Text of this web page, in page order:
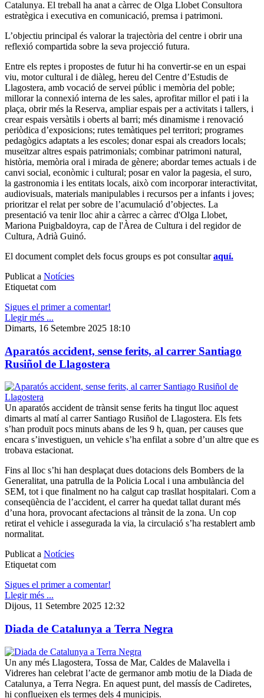
Catalunya. El treball ha anat a càrrec de Olga Llobet Consultora
estratègica i executiva en comunicació, premsa i patrimoni.
L’objectiu principal és valorar la trajectòria del centre i obrir una
reflexió compartida sobre la seva projecció futura.
Entre els reptes i propostes de futur hi ha convertir-se en un espai
viu, motor cultural i de diàleg, hereu del Centre d’Estudis de
Llagostera, amb vocació de servei públic i memòria del poble;
millorar la connexió interna de les sales, aprofitar millor el pati i la
plaça, obrir més la Reserva, ampliar espais per a activitats i tallers, i
crear espais versàtils i oberts al barri; més dinamisme i renovació
periòdica d’exposicions; rutes temàtiques pel territori; programes
pedagògics adaptats a les escoles; donar espai als creadors locals;
museïtzar altres espais patrimonials; combinar patrimoni natural,
història, memòria oral i mirada de gènere; abordar temes actuals i de
canvi social, econòmic i cultural; posar en valor la pagesia, el suro,
la gastronomia i les entitats locals, això com incorporar interactivitat,
audiovisuals, materials manipulables i recursos per a infants i joves;
prioritzar el relat per sobre de l’acumulació d’objectes. La
presentació va tenir lloc ahir a càrrec a càrrec d'Olga Llobet,
Mariona Puigbaldoyra, cap de l'Àrea de Cultura i del regidor de
Cultura, Adrià Guinó.
El document complet dels focus groups es pot consultaraquí.
Publicat a Notícies
Etiquetat com
Sigues el primer a comentar!
Llegir més ...
Dimarts, 16 Setembre 2025 18:10
Aparatós accident, sense ferits, al carrer Santiago
Rusiñol de Llagostera
Un aparatós accident de trànsit sense ferits ha tingut lloc aquest
dimarts al matí al carrer Santiago Rusiñol de Llagostera. Els fets
s’han produït pocs minuts abans de les 9 h, quan, per causes que
encara s’investiguen, un vehicle s’ha enfilat a sobre d’un altre que es
trobava estacionat.
Fins al lloc s’hi han desplaçat dues dotacions dels Bombers de la
Generalitat, una patrulla de la Policia Local i una ambulància del
SEM, tot i que finalment no ha calgut cap trasllat hospitalari. Com a
conseqüència de l’accident, el carrer ha quedat tallat durant més
d’una hora, provocant afectacions al trànsit de la zona. Un cop
retirat el vehicle i assegurada la via, la circulació s’ha restablert amb
normalitat.
Publicat a Notícies
Etiquetat com
Sigues el primer a comentar!
Llegir més ...
Dijous, 11 Setembre 2025 12:32
Diada de Catalunya a Terra Negra
Un any més Llagostera, Tossa de Mar, Caldes de Malavella i
Vidreres han celebrat l’acte de germanor amb motiu de la Diada de
Catalunya, a Terra Negra. En aquest punt, del massís de Cadiretes,
hi conflueixen els termes dels 4 municipis.